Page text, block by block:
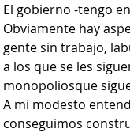
El gobierno -tengo
Obviamente hay
gente sin trabajo,
a los que se les
monopoliosque
A mi modesto
conseguimos